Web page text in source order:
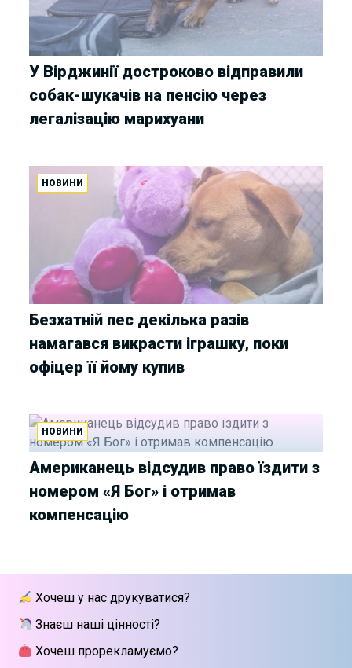
У Вірджинії достроково відправили
собак-шукачів на пенсію через
легалізацію марихуани
НОВИНИ
Безхатній пес декілька разів
намагався викрасти іграшку, поки
офіцер її йому купив
НОВИНИ
Американець відсудив право їздити з
номером «Я Бог» і отримав
компенсацію
Хочеш у нас друкуватися?
Знаєш наші цінності?
Хочеш прорекламуємо?